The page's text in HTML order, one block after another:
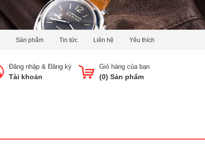
Sản phẩm Tin tức Liên hệ Yêu thích
Giỏ hàng của bạn
(0) Sản phẩm
Đăng nhập & Đăng ký
Tài khoản